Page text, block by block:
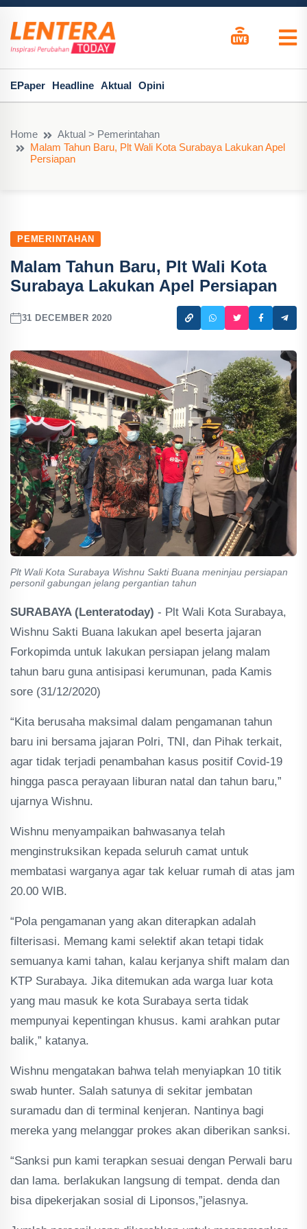
EPaper Headline Aktual Opini
Home
Aktual > Pemerintahan
Malam Tahun Baru, Plt Wali Kota Surabaya Lakukan Apel
Persiapan
PEMERINTAHAN
Malam Tahun Baru, Plt Wali Kota
Surabaya Lakukan Apel Persiapan
31 DECEMBER 2020
Plt Wali Kota Surabaya Wishnu Sakti Buana meninjau persiapan
personil gabungan jelang pergantian tahun
SURABAYA (Lenteratoday) - Plt Wali Kota Surabaya,
Wishnu Sakti Buana lakukan apel beserta jajaran
Forkopimda untuk lakukan persiapan jelang malam
tahun baru guna antisipasi kerumunan, pada Kamis
sore (31/12/2020)
“Kita berusaha maksimal dalam pengamanan tahun
baru ini bersama jajaran Polri, TNI, dan Pihak terkait,
agar tidak terjadi penambahan kasus positif Covid-19
hingga pasca perayaan liburan natal dan tahun baru,”
ujarnya Wishnu.
Wishnu menyampaikan bahwasanya telah
menginstruksikan kepada seluruh camat untuk
membatasi warganya agar tak keluar rumah di atas jam
20.00 WIB.
“Pola pengamanan yang akan diterapkan adalah
filterisasi. Memang kami selektif akan tetapi tidak
semuanya kami tahan, kalau kerjanya shift malam dan
KTP Surabaya. Jika ditemukan ada warga luar kota
yang mau masuk ke kota Surabaya serta tidak
mempunyai kepentingan khusus. kami arahkan putar
balik,” katanya.
Wishnu mengatakan bahwa telah menyiapkan 10 titik
swab hunter. Salah satunya di sekitar jembatan
suramadu dan di terminal kenjeran. Nantinya bagi
mereka yang melanggar prokes akan diberikan sanksi.
“Sanksi pun kami terapkan sesuai dengan Perwali baru
dan lama. berlakukan langsung di tempat. denda dan
bisa dipekerjakan sosial di Liponsos,”jelasnya.